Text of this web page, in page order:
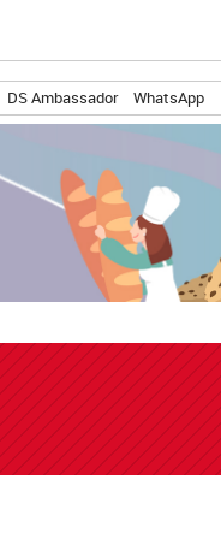
DS Ambassador WhatsApp